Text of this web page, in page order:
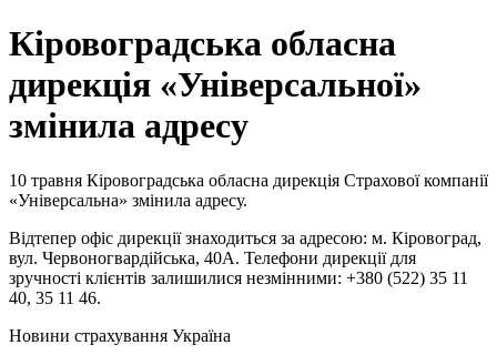
Кіровоградська обласна
дирекція «Універсальної»
змінила адресу
10 травня Кіровоградська обласна дирекція Страхової компанії
«Універсальна» змінила адресу.
Відтепер офіс дирекції знаходиться за адресою: м. Кіровоград,
вул. Червоногвардійська, 40А. Телефони дирекції для
зручності клієнтів залишилися незмінними: +380 (522) 35 11
40, 35 11 46.
Новини страхування Україна